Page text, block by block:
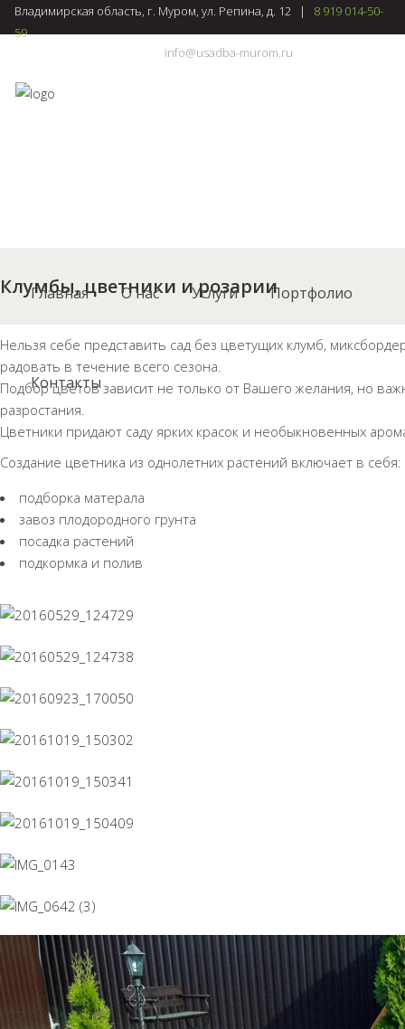
Владимирская область, г. Муром, ул. Репина, д. 12 | 8 919 014-50-
59
info@usadba-murom.ru
Главная О нас Услуги Портфолио
Контакты
Клумбы, цветники и розарии
Нельзя себе представить сад без цветущих клумб,
радовать в течение всего сезона.
Подбор цветов зависит не только от Вашего желания, но
разростания.
Цветники придают саду ярких красок и необыкновенных
Создание цветника из однолетних растений включает в себя:
подборка матерала
завоз плодородного грунта
посадка растений
подкормка и полив